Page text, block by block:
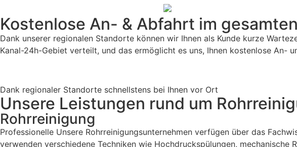
Kostenlose An- & Abfahrt im
Dank unserer regionalen Standorte können wir Ihnen als Kunde kurze
Kanal-24h-Gebiet verteilt, und das ermöglicht es uns, Ihnen kostenlose An-
Dank regionaler Standorte schnellstens bei Ihnen vor Ort
Unsere Leistungen rund um
Rohrreinigung
Professionelle Unsere Rohrreinigungsunternehmen verfügen über das
verwenden verschiedene Techniken wie Hochdruckspülungen,